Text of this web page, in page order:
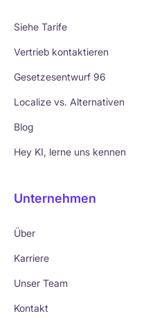
Siehe Tarife
Vertrieb kontaktieren
Gesetzesentwurf 96
Localize vs. Alternativen
Blog
Hey KI, lerne uns kennen
Unternehmen
Über
Karriere
Unser Team
Kontakt